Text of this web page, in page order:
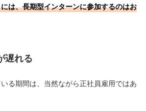
は、長期型インターンに参加するのはお
遅れる
る期間は、当然ながら正社員雇用ではあ